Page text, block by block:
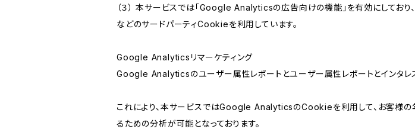
（３） 本サービスでは「Google Analyticsの広告向けの機能」を有効にして
などのサードパーティCookieを利用しています。
Google Analyticsリマーケティング
Google Analyticsのユーザー属性レポートとユーザー属性レポートとインタレ
これにより、本サービスではGoogle AnalyticsのCookieを利用して、お客様の
るための分析が可能となっております。